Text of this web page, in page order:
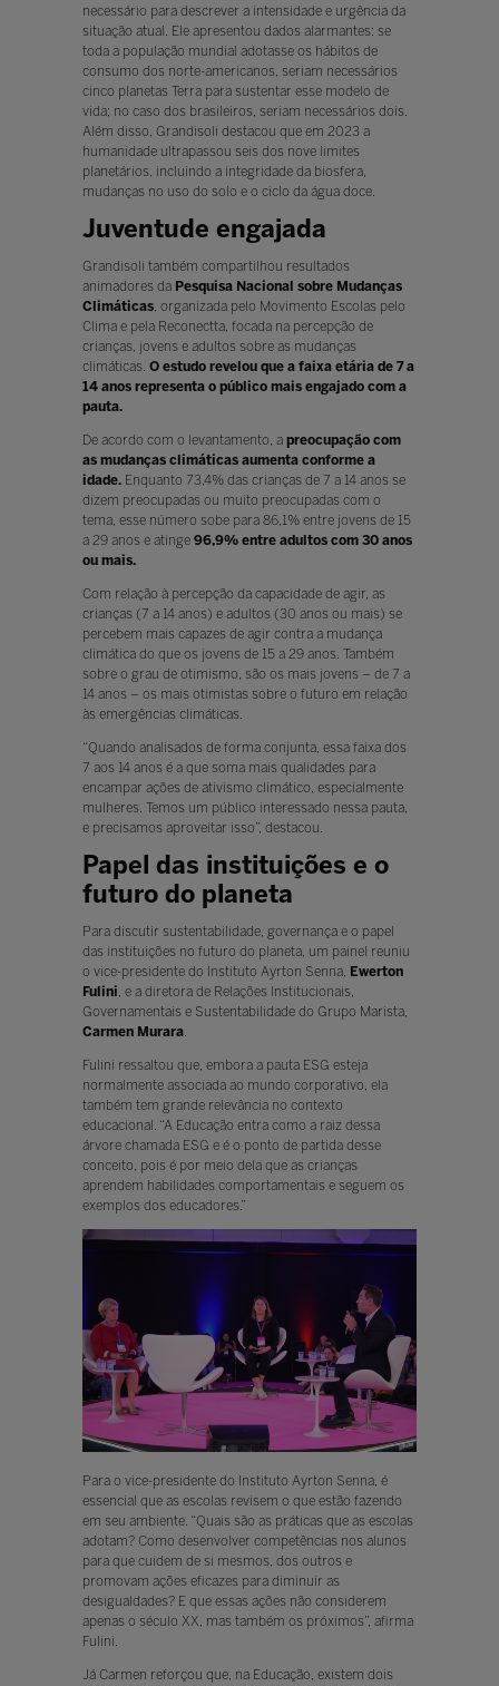
necessário para descrever a intensidade e urgência da
situação atual. Ele apresentou dados alarmantes: se
toda a população mundial adotasse os hábitos de
consumo dos norte-americanos, seriam necessários
cinco planetas Terra para sustentar esse modelo de
vida; no caso dos brasileiros, seriam necessários dois.
Além disso, Grandisoli destacou que em 2023 a
humanidade ultrapassou seis dos nove limites
planetários, incluindo a integridade da biosfera,
mudanças no uso do solo e o ciclo da água doce.
Juventude engajada
Grandisoli também compartilhou resultados
animadores da Pesquisa Nacional sobre Mudanças
Climáticas, organizada pelo Movimento Escolas pelo
Clima e pela Reconectta, focada na percepção de
crianças, jovens e adultos sobre as mudanças
climáticas. O estudo revelou que a faixa etária de 7 a
14 anos representa o público mais engajado com a
pauta.
De acordo com o levantamento, a preocupação com
as mudanças climáticas aumenta conforme a
idade.Enquanto 73,4% das crianças de 7 a 14 anos se
dizem preocupadas ou muito preocupadas com o
tema, esse número sobe para 86,1% entre jovens de 15
a 29 anos e atinge 96,9% entre adultos com 30 anos
ou mais.
Com relação à percepção da capacidade de agir, as
crianças (7 a 14 anos) e adultos (30 anos ou mais) se
percebem mais capazes de agir contra a mudança
climática do que os jovens de 15 a 29 anos. Também
sobre o grau de otimismo, são os mais jovens – de 7 a
14 anos – os mais otimistas sobre o futuro em relação
às emergências climáticas.
“Quando analisados de forma conjunta, essa faixa dos
7 aos 14 anos é a que soma mais qualidades para
encampar ações de ativismo climático, especialmente
mulheres. Temos um público interessado nessa pauta,
e precisamos aproveitar isso”, destacou.
Papel das instituições e o
futuro do planeta
Para discutir sustentabilidade, governança e o papel
das instituições no futuro do planeta, um painel reuniu
o vice-presidente do Instituto Ayrton Senna, Ewerton
Fulini , e a diretora de Relações Institucionais,
Governamentais e Sustentabilidade do Grupo Marista,
Carmen Murara.
Fulini ressaltou que, embora a pauta ESG esteja
normalmente associada ao mundo corporativo, ela
também tem grande relevância no contexto
educacional. “A Educação entra como a raiz dessa
árvore chamada ESG e é o ponto de partida desse
conceito, pois é por meio dela que as crianças
aprendem habilidades comportamentais e seguem os
exemplos dos educadores.”
Para o vice-presidente do Instituto Ayrton Senna, é
essencial que as escolas revisem o que estão fazendo
em seu ambiente. “Quais são as práticas que as escolas
adotam? Como desenvolver competências nos alunos
para que cuidem de si mesmos, dos outros e
promovam ações eficazes para diminuir as
desigualdades? E que essas ações não considerem
apenas o século XX, mas também os próximos”, afirma
Fulini.
Já Carmen reforçou que, na Educação, existem dois